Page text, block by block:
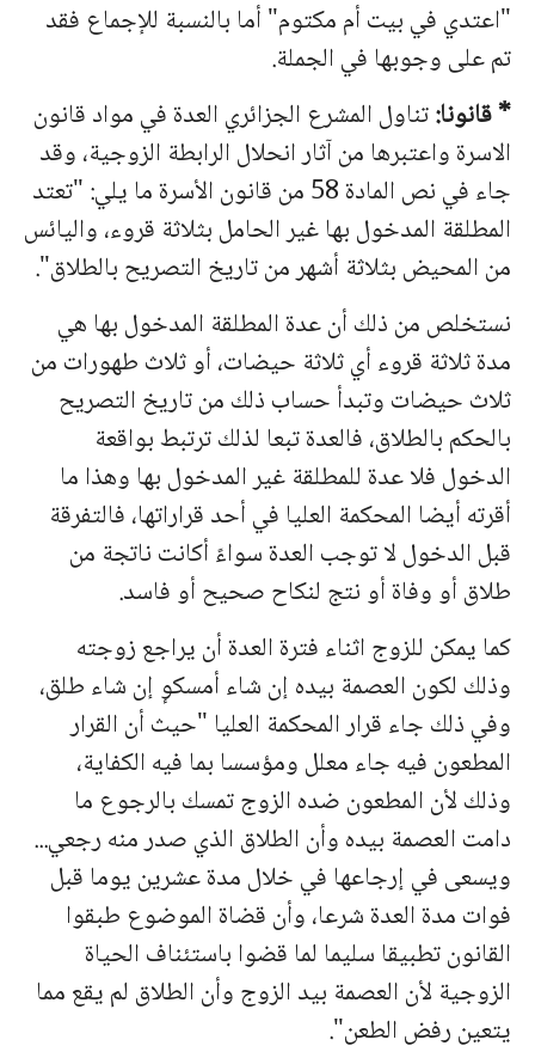
"اعتدي في بيت أم مكتوم" أما بالنسبة للإجماع فقد
تم على وجوبها في الجملة.
* قانونا:تناول المشرع الجزائري العدة في مواد قانون
الاسرة واعتبرها من آثار انحلال الرابطة الزوجية، وقد
جاء في نص المادة 58 من قانون الأسرة ما يلي: "تعتد
المطلقة المدخول بها غير الحامل بثلاثة قروء، واليائس
من المحيض بثلاثة أشهر من تاريخ التصريح بالطلاق".
نستخلص من ذلك أن عدة المطلقة المدخول بها هي
مدة ثلاثة قروء أي ثلاثة حيضات، أو ثلاث طهورات من
ثلاث حيضات وتبدأ حساب ذلك من تاريخ التصريح
بالحكم بالطلاق، فالعدة تبعا لذلك ترتبط بواقعة
الدخول فلا عدة للمطلقة غير المدخول بها وهذا ما
أقرته أيضا المحكمة العليا في أحد قراراتها، فالتفرقة
قبل الدخول لا توجب العدة سواءً أكانت ناتجة من
طلاق أو وفاة أو نتج لنكاح صحيح أو فاسد.
كما يمكن للزوج اثناء فترة العدة أن يراجع زوجته
وذلك لكون العصمة بيده إن شاء أمسكوٕ إن شاء طلق،
وفي ذلك جاء قرار المحكمة العليا "حيث أن القرار
المطعون فيه جاء معلل ومؤسسا بما فيه الكفاية،
وذلك لأن المطعون ضده الزوج تمسك بالرجوع ما
دامت العصمة بيده وأن الطلاق الذي صدر منه رجعي...
ويسعى في إرجاعها في خلال مدة عشرين يوما قبل
فوات مدة العدة شرعا، وأن قضاة الموضوع طبقوا
القانون تطبيقا سليما لما قضوا باستئناف الحياة
الزوجية لأن العصمة بيد الزوج وأن الطلاق لم يقع مما
يتعين رفض الطعن".